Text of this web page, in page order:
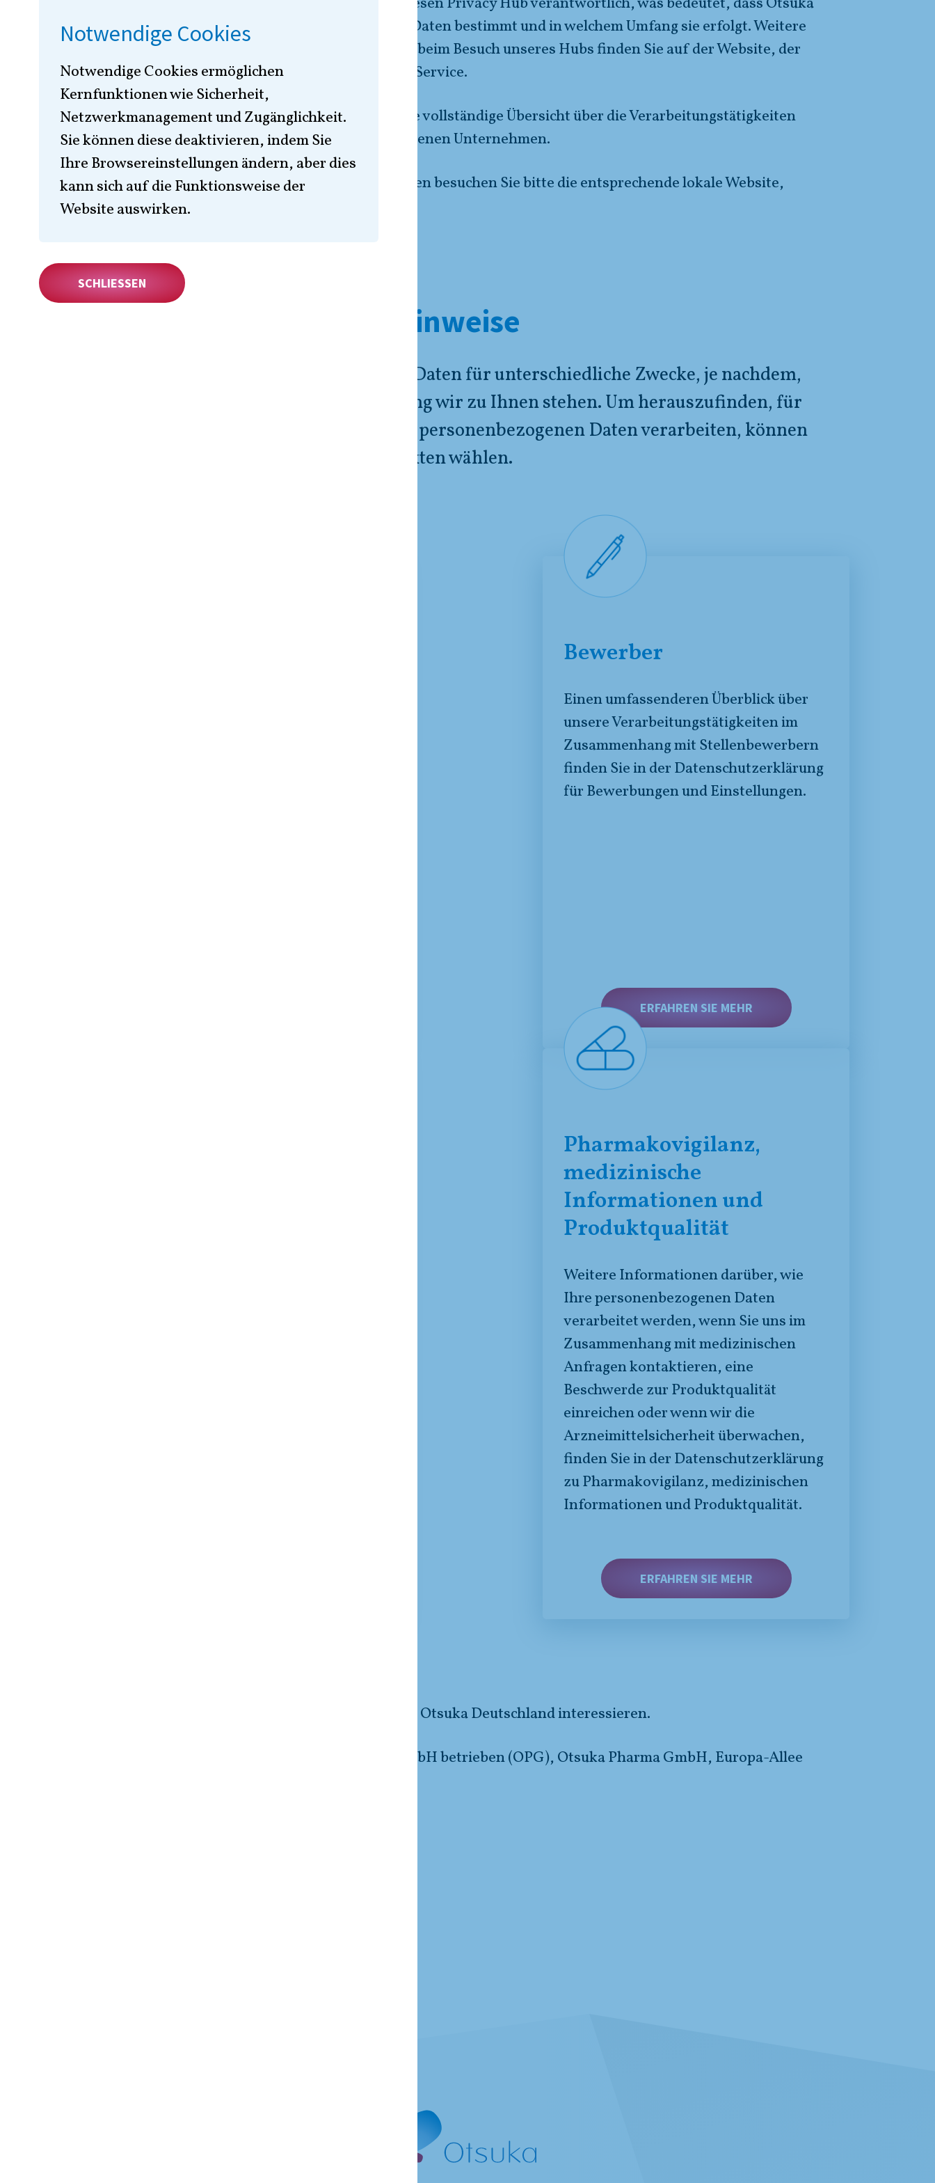
Europe die Verarbeitung Ihrer persönlichen Daten bestimmt und in welchem Umfang sie erfolgt. Weitere
Informationen zur Verarbeitung Ihrer Daten beim Besuch unseres Hubs finden Sie auf der Website, der
Kontakt- und der Datenschutzerklärung des Service.
Bitte beachten Sie: Diese Website bietet keine vollständige Übersicht über die Verarbeitungstätigkeiten
von Otsuka Deutschland und seinen verbundenen Unternehmen.
Für länderspezifische Datenschutzerklärungen besuchen Sie bitte die entsprechende lokale Website,
indemSie hier klicken
Unsere Datenschutzhinweise
Wir verarbeiten personenbezogene Daten für unterschiedliche Zwecke, je nachdem,
wer Sie sind und in welcher Beziehung wir zu Ihnen stehen. Um herauszufinden, für
welche spezifischen Zwecke wir Ihre personenbezogenen Daten verarbeiten, können
Sie aus den unten aufgeführten Punkten wählen.
Bewerber
Einen umfassenderen Überblick über
unsere Verarbeitungstätigkeiten im
Zusammenhang mit Stellenbewerbern
finden Sie in der Datenschutzerklärung
für Bewerbungen und Einstellungen.
ERFAHREN SIE MEHR
Pharmakovigilanz,
medizinische
Informationen und
Produktqualität
Weitere Informationen darüber, wie
Ihre personenbezogenen Daten
verarbeitet werden, wenn Sie uns im
Zusammenhang mit medizinischen
Anfragen kontaktieren, eine
Beschwerde zur Produktqualität
einreichen oder wenn wir die
Arzneimittelsicherheit überwachen,
finden Sie in der Datenschutzerklärung
zu Pharmakovigilanz, medizinischen
Informationen und Produktqualität.
ERFAHREN SIE MEHR
Diese Website ist für alle gedacht, die sich für Otsuka Deutschland interessieren.
Die Website wird von der Otsuka Pharma GmbH betrieben (OPG), Otsuka Pharma GmbH, Europa-Allee
Notwendige Cookies
Notwendige Cookies ermöglichen
Kernfunktionen wie Sicherheit,
Netzwerkmanagement und Zugänglichkeit.
Sie können diese deaktivieren, indem Sie
Ihre Browsereinstellungen ändern, aber dies
kann sich auf die Funktionsweise der
Website auswirken.
SCHLIESSEN